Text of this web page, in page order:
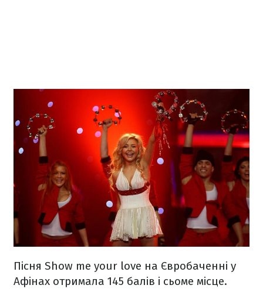
Пісня Show me your love на Євробаченні у
Афінах отримала 145 балів і сьоме місце.